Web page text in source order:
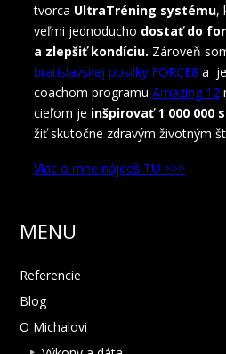
tvorca UltraTréning systému,
veľmi jednoducho dostať do
a zlepšiť kondíciu. Zároveň
bratislavskej posilky FORCE8 a
coachom programu Amazing 12
cieľom je inšpirovať 1 000 000
žiť skutočne zdravým životným
Viac o mne nájdeš TU >>>
MENU
Referencie
Blog
O Michalovi